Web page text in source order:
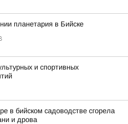
планетария в Бийске
и спортивных
в бийском садоводстве сгорела
и дрова